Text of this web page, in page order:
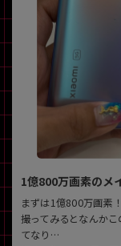
1億800万画素のメ
まずは1億800万画素
撮ってみるとなんか
てなり…
モニタサイズ
価格